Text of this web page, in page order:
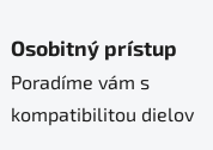
Osobitný prístup
Poradíme vám s
kompatibilitou dielov